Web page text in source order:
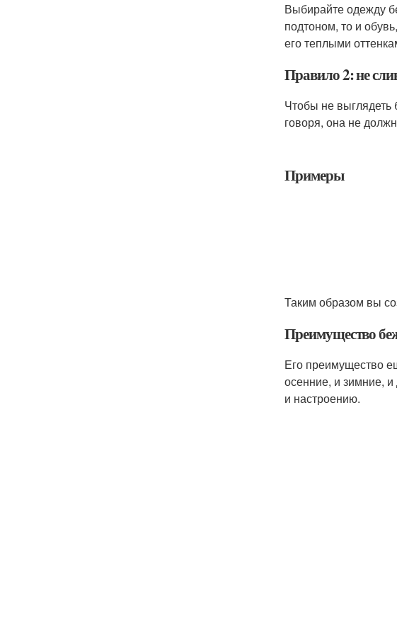
Выбирайте одежду
подтоном, то и
его теплыми
Правило 2: не
Чтобы не выглядеть
говоря, она не
Примеры
Таким образом вы
Преимущество
Его преимущество
осенние, и зимние,
и настроению.